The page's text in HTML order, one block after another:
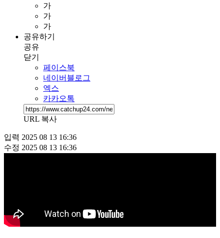
가
가
가
공유하기
공유
닫기
페이스북
네이버블로그
엑스
카카오톡
URL 복사
입력 2025 08 13 16:36
수정 2025 08 13 16:36